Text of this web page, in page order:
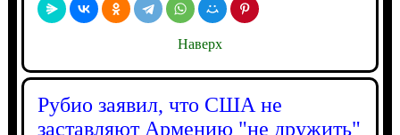
Наверх
Рубио заявил, что США не
заставляют Армению "не дружить"